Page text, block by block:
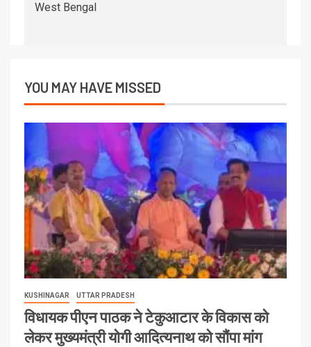
West Bengal
YOU MAY HAVE MISSED
KUSHINAGAR UTTAR PRADESH
विधायक पीएन पाठक ने टेकुआटार के विकास को
लेकर मुख्यमंत्री योगी आदित्यनाथ को सौंपा मांग